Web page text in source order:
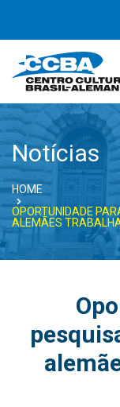
Notícias
HOME
OPORTUNIDADE
ALEMÃES